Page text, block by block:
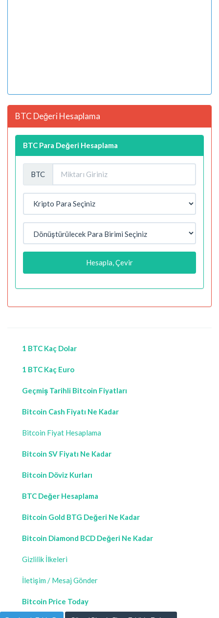
BTC Değeri Hesaplama
BTC Para Değeri Hesaplama
BTC
Hesapla, Çevir
1 BTC Kaç Dolar
1 BTC Kaç Euro
Geçmiş Tarihli Bitcoin Fiyatları
Bitcoin Cash Fiyatı Ne Kadar
Bitcoin Fiyat Hesaplama
Bitcoin SV Fiyatı Ne Kadar
Bitcoin Döviz Kurları
BTC Değer Hesaplama
Bitcoin Gold BTG Değeri Ne Kadar
Bitcoin Diamond BCD Değeri Ne Kadar
Gizlilik İlkeleri
İletişim / Mesaj Gönder
Bitcoin Price Today